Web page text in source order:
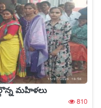
మహిళలు
810